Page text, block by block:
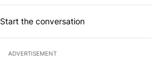
Start the conversation
ADVERTISEMENT